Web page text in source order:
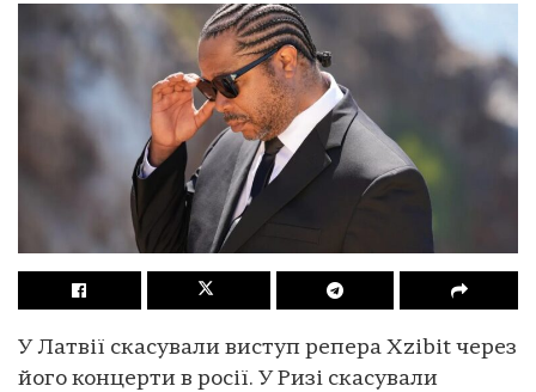
У Латвії скасували виступ репера Xzibit через
його концерти в росії. У Ризі скасували